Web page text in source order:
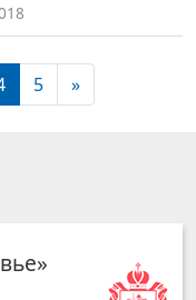
5 »